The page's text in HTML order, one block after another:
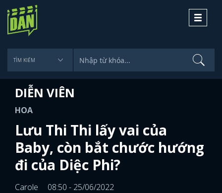
Toggle
DIỄN VIÊN
HOA
Lưu Thi Thi lấy vai của
Baby, còn bắt chước hướng
đi của Diệc Phi?
Carole
08:50 - 25/06/2022